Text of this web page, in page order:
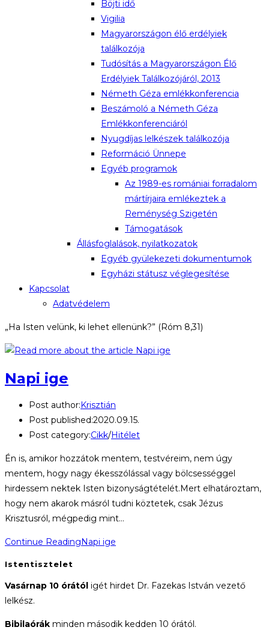
Böjti idő
Vigilia
Magyarországon élő erdélyiek
találkozója
Tudósítás a Magyarországon Élő
Erdélyiek Találkozójáról, 2013
Németh Géza emlékkonferencia
Beszámoló a Németh Géza
Emlékkonferenciáról
Nyugdíjas lelkészek találkozója
Reformáció Ünnepe
Egyéb programok
Az 1989-es romániai forradalom
mártírjaira emlékeztek a
Reménység Szigetén
Támogatások
Állásfoglalások, nyilatkozatok
Egyéb gyülekezeti dokumentumok
Egyházi státusz véglegesítése
Kapcsolat
Adatvédelem
„Ha Isten velünk, ki lehet ellenünk?” (Róm 8,31)
Napi ige
Post author: Krisztián
Post published:2020.09.15.
Post category:Cikk/Hitélet
Én is, amikor hozzátok mentem, testvéreim, nem úgy
mentem, hogy nagy ékesszólással vagy bölcsességgel
hirdessem nektek Isten bizonyságtételét.Mert elhatároztam,
hogy nem akarok másról tudni köztetek, csak Jézus
Krisztusról, mégpedig mint…
Continue Reading Napi ige
Istentisztelet
Vasárnap 10 órától igét hirdet Dr. Fazekas István vezető
lelkész.
Bibilaórák minden második kedden 10 órától.